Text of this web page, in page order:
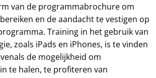
van de programmabrochure om
en de aandacht te vestigen op
Training in het gebruik van
zoals iPads en iPhones, is te vinden
de mogelijkheid om
te halen, te profiteren van